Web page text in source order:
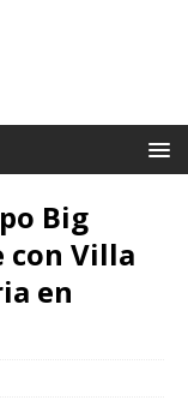
Big
con Villa
en